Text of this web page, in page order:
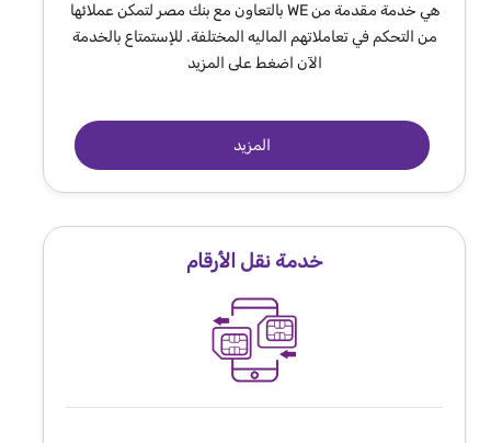
هي خدمة مقدمة من WE بالتعاون مع بنك مصر لتمكن عملائها
من التحكم في تعاملاتهم الماليه المختلفة. للإستمتاع بالخدمة
الآن اضغط على المزيد
المزيد
خدمة نقل الأرقام